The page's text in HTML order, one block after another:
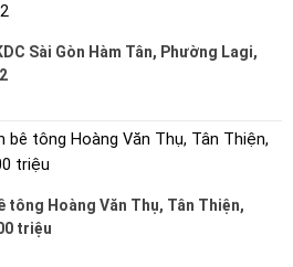
Sài Gòn Hàm Tân, Phường Lagi,
tông Hoàng Văn Thụ, Tân Thiện,
triệu